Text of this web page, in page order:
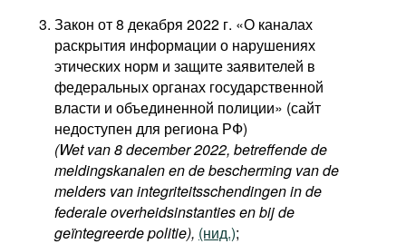
Закон от 8 декабря 2022 г. «О каналах
раскрытия информации о нарушениях
этических норм и защите заявителей в
федеральных органах государственной
власти и объединенной полиции» (сайт
недоступен для региона РФ)
(Wet van 8 december 2022, betreffende de
meldingskanalen en de bescherming van de
melders van integriteitsschendingen in de
federale overheidsinstanties en bij de
geïntegreerde politie), (нид.);